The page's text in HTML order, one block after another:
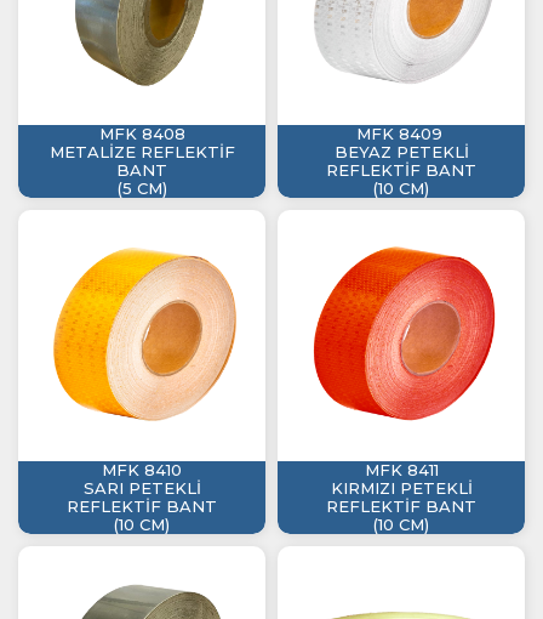
MFK 8408
METALİZE REFLEKTİF
BANT
(5 CM)
MFK 8409
BEYAZ PETEKLİ
REFLEKTİF BANT
(10 CM)
MFK 8410
SARI PETEKLİ
REFLEKTİF BANT
(10 CM)
MFK 8411
KIRMIZI PETEKLİ
REFLEKTİF BANT
(10 CM)